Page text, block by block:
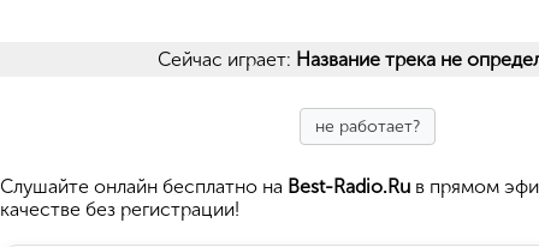
Сейчас играет: Название трека не
не работает?
Cлушайте онлайн бесплатно на Best-Radio.Ru в прямом
качестве без регистрации!